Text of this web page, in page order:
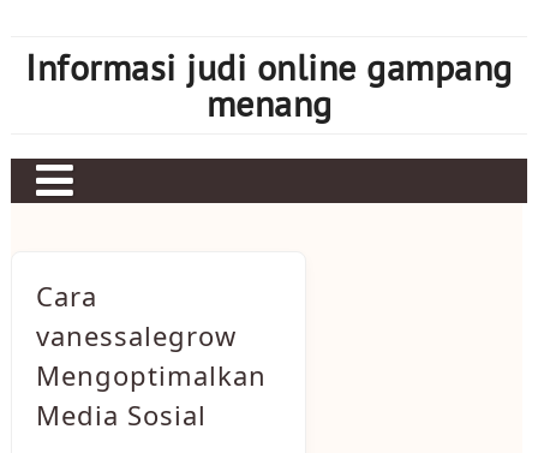
contentInformasi judi online gampang
menang
Cara
vanessalegrow
Mengoptimalkan
Media Sosial